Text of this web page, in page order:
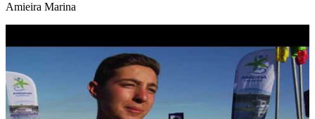
Amieira Marina